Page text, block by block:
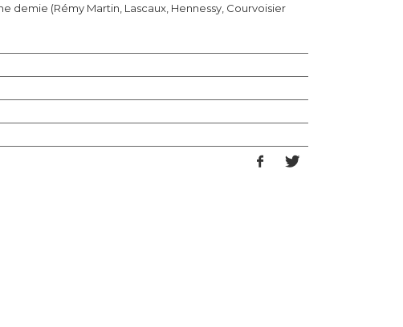
demie (Rémy Martin, Lascaux, Hennessy, Courvoisier